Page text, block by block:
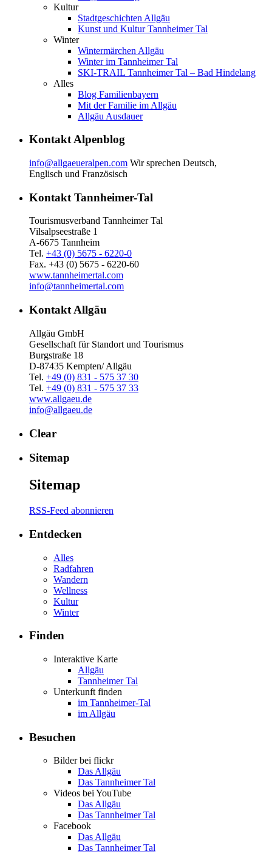
Kultur
Stadtgeschichten Allgäu
Kunst und Kultur Tannheimer Tal
Winter
Wintermärchen Allgäu
Winter im Tannheimer Tal
SKI-TRAIL Tannheimer Tal – Bad Hindelang
Alles
Blog Familienbayern
Mit der Familie im Allgäu
Allgäu Ausdauer
Kontakt Alpenblog
info@allgaeueralpen.com Wir sprechen Deutsch,
Englisch und Französisch
Kontakt Tannheimer-Tal
Tourismusverband Tannheimer Tal
Vilsalpseestraße 1
A-6675 Tannheim
Tel. +43 (0) 5675 - 6220-0
Fax. +43 (0) 5675 - 6220-60
www.tannheimertal.com
info@tannheimertal.com
Kontakt Allgäu
Allgäu GmbH
Gesellschaft für Standort und Tourismus
Burgstraße 18
D-87435 Kempten/ Allgäu
Tel. +49 (0) 831 - 575 37 30
Tel. +49 (0) 831 - 575 37 33
www.allgaeu.de
info@allgaeu.de
Clear
Sitemap
Sitemap
RSS-Feed abonnieren
Entdecken
Alles
Radfahren
Wandern
Wellness
Kultur
Winter
Finden
Interaktive Karte
Allgäu
Tannheimer Tal
Unterkunft finden
im Tannheimer-Tal
im Allgäu
Besuchen
Bilder bei flickr
Das Allgäu
Das Tannheimer Tal
Videos bei YouTube
Das Allgäu
Das Tannheimer Tal
Facebook
Das Allgäu
Das Tannheimer Tal